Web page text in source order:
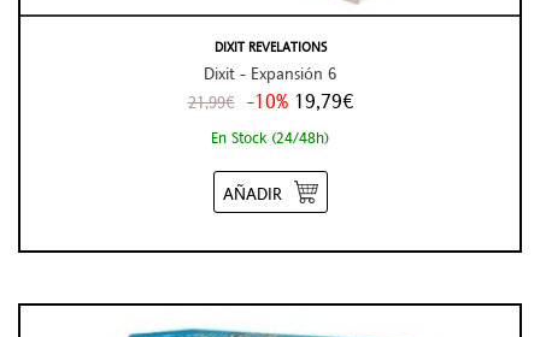
DIXIT REVELATIONS
Dixit - Expansión 6
21,99€ -10% 19,79€
En Stock (24/48h)
AÑADIR